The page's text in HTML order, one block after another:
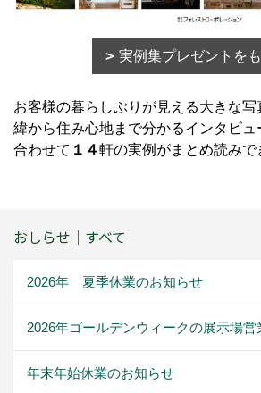
実例集プレゼントを
お客様の暮らしぶりが見える大きな
緯から住み心地まで分かるインタビュ
合わせて １４軒の実例がまとめ読みで
おしらせ｜すべて
2026年 夏季休業のお知らせ
2026年ゴールデンウィークの展示場営
年末年始休業のお知らせ